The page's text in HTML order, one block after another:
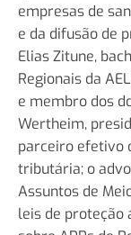
empresas de
e da difusão de
Elias Zitune,
Regionais da
e membro dos
Wertheim,
parceiro efetivo
tributária; o
Assuntos de
leis de proteção